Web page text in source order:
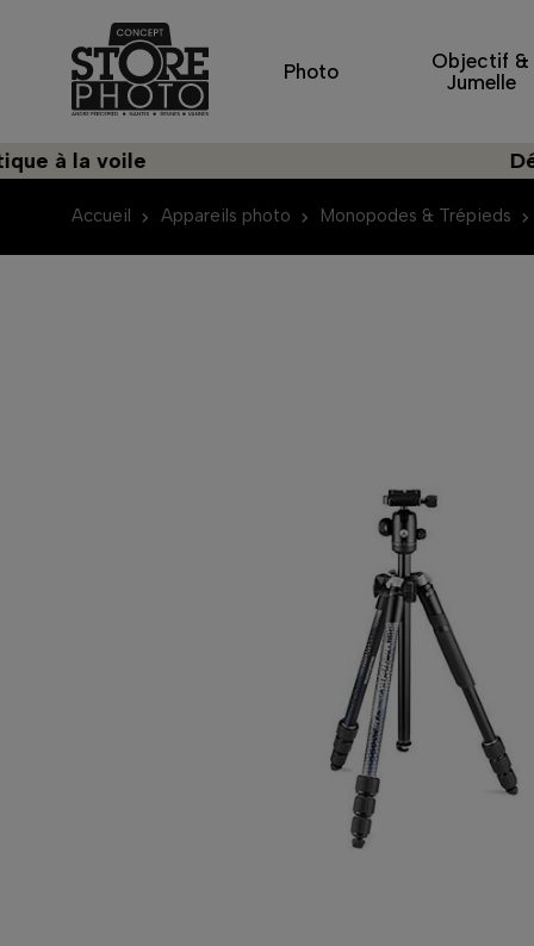
Photo
Objectif &
Jumelle
voile
Accueil Appareils photo Monopodes & Trépieds